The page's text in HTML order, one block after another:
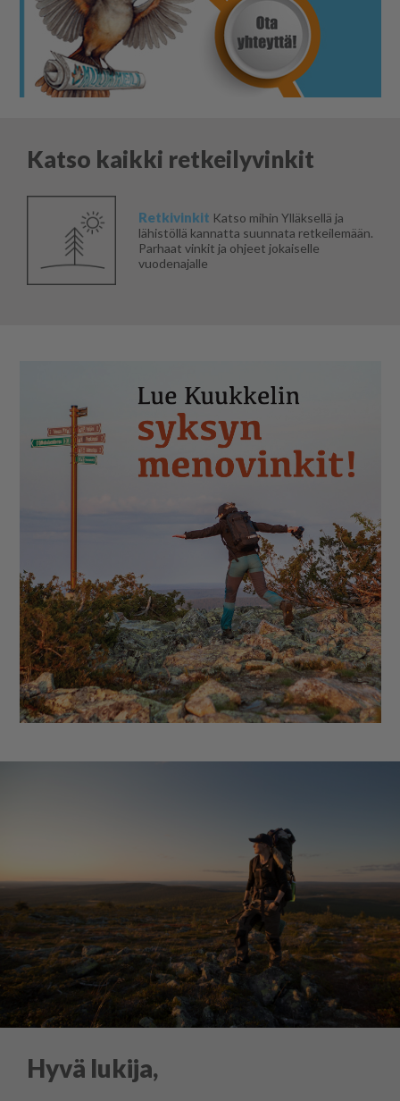
Katso kaikki retkeilyvinkit
Retkivinkit Katso mihin Ylläksellä ja
lähistöllä kannatta suunnata retkeilemään.
Parhaat vinkit ja ohjeet jokaiselle
vuodenajalle
Hyvä lukija,